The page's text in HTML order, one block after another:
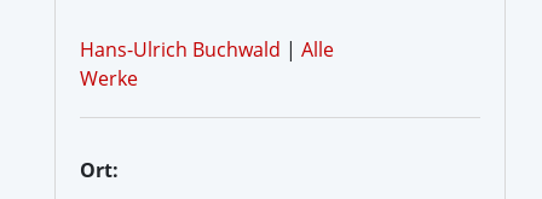
Hans-Ulrich Buchwald | Alle
Werke
Ort: